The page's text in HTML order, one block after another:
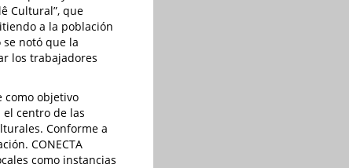
Cultural”, que
a la población
notó que la
los trabajadores
como objetivo
centro de las
Conforme a
CONECTA
como instancias